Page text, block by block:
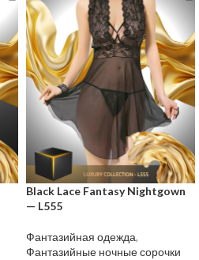
Black Lace Fantasy Nightgown
— L555
Фантазийная одежда,
Фантазийные ночные сорочки